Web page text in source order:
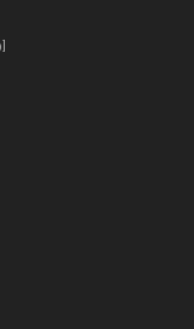
[mc4wp_form id="6990"]